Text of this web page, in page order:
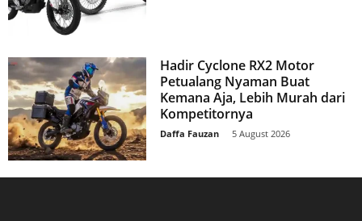
Hadir Cyclone RX2 Motor
Petualang Nyaman Buat
Kemana Aja, Lebih Murah dari
Kompetitornya
Daffa Fauzan 5 August 2026